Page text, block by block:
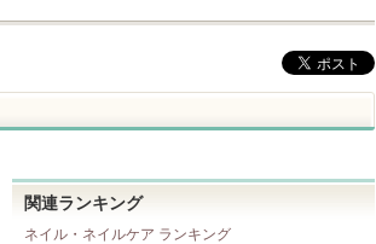
関連ランキング
ネイル・ネイルケア ランキング